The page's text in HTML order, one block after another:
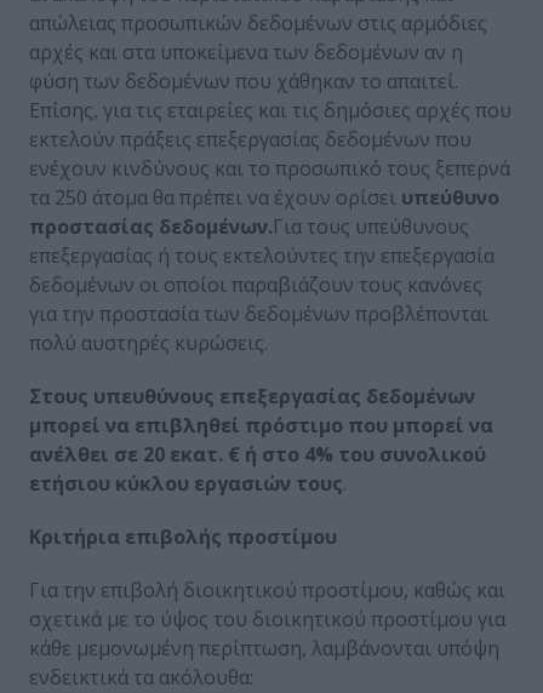
απώλειας προσωπικών δεδομένων στις αρμόδιες
αρχές και στα υποκείμενα των δεδομένων αν η
φύση των δεδομένων που χάθηκαν το απαιτεί.
Επίσης, για τις εταιρείες και τις δημόσιες αρχές που
εκτελούν πράξεις επεξεργασίας δεδομένων που
ενέχουν κινδύνους και το προσωπικό τους ξεπερνά
τα 250 άτομα θα πρέπει να έχουν ορίσει υπεύθυνο
προστασίας δεδομένων.Για τους υπεύθυνους
επεξεργασίας ή τους εκτελούντες την επεξεργασία
δεδομένων οι οποίοι παραβιάζουν τους κανόνες
για την προστασία των δεδομένων προβλέπονται
πολύ αυστηρές κυρώσεις.
Στους υπευθύνους επεξεργασίας δεδομένων
μπορεί να επιβληθεί πρόστιμο που μπορεί να
ανέλθει σε 20 εκατ. € ή στο 4% του συνολικού
ετήσιου κύκλου εργασιών τους.
Κριτήρια επιβολής προστίμου
Για την επιβολή διοικητικού προστίμου, καθώς και
σχετικά με το ύψος του διοικητικού προστίμου για
κάθε μεμονωμένη περίπτωση, λαμβάνονται υπόψη
ενδεικτικά τα ακόλουθα: